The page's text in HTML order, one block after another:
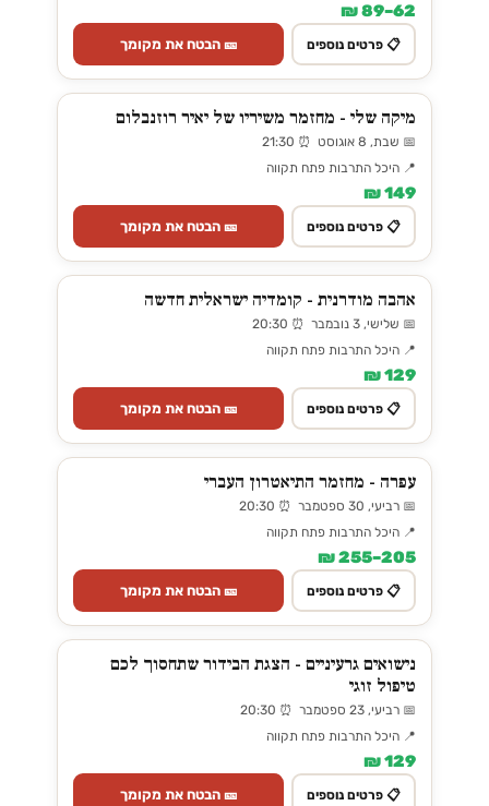
62–89 ₪
📋 פרטים נוספים 🎫 הבטח את מקומך
מיקה שלי - מחזמר משיריו של יאיר רוזנבלום
📅 שבת, 8 אוגוסט ⏰ 21:30
📍 היכל התרבות פתח תקווה
149 ₪
📋 פרטים נוספים 🎫 הבטח את מקומך
אהבה מודרנית - קומדיה ישראלית חדשה
📅 שלישי, 3 נובמבר ⏰ 20:30
📍 היכל התרבות פתח תקווה
129 ₪
📋 פרטים נוספים 🎫 הבטח את מקומך
עפרה - מחזמר התיאטרון העברי
📅 רביעי, 30 ספטמבר ⏰ 20:30
📍 היכל התרבות פתח תקווה
205–255 ₪
📋 פרטים נוספים 🎫 הבטח את מקומך
נישואים גרעיניים - הצגת הבידור שתחסוך לכם
טיפול זוגי
📅 רביעי, 23 ספטמבר ⏰ 20:30
📍 היכל התרבות פתח תקווה
129 ₪
📋 פרטים נוספים 🎫 הבטח את מקומך